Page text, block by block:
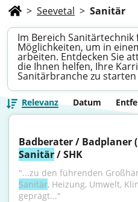
> Seevetal > Sanitär
Im Bereich Sanitärtechnik
Möglichkeiten, um in
arbeiten. Entdecken Sie
die Ihnen helfen, Ihre
Sanitärbranche zu
Relevanz Datum
Sanitär / SHK
Sanitär, Heizung, Umwelt,
geprägt..."